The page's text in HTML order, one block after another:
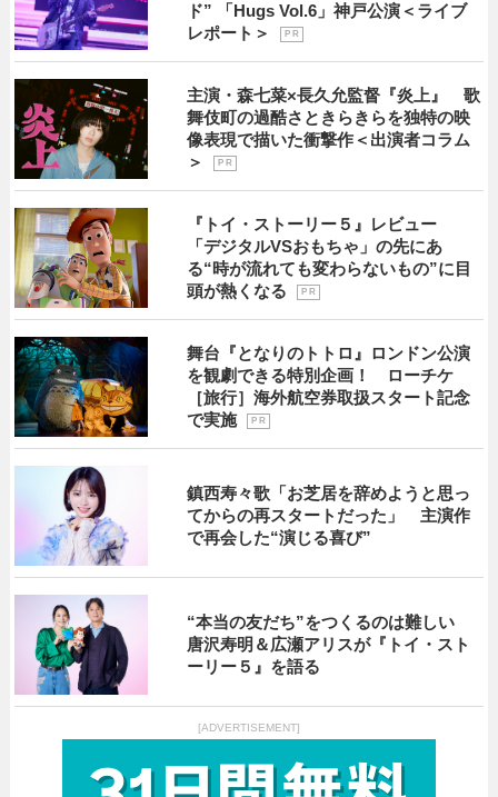
ド” 「Hugs Vol.6」神戸公演＜ライブ
レポート＞
P R
主演・森七菜×長久允監督『炎上』 歌
舞伎町の過酷さときらきらを独特の映
像表現で描いた衝撃作＜出演者コラム
＞
P R
『トイ・ストーリー５』レビュー
「デジタルVSおもちゃ」の先にあ
る“時が流れても変わらないもの”に目
頭が熱くなる
P R
舞台『となりのトトロ』ロンドン公演
を観劇できる特別企画！ ローチケ
［旅行］海外航空券取扱スタート記念
で実施
P R
鎮西寿々歌「お芝居を辞めようと思っ
てからの再スタートだった」 主演作
で再会した“演じる喜び”
“本当の友だち”をつくるのは難しい
唐沢寿明＆広瀬アリスが『トイ・スト
ーリー５』を語る
[ADVERTISEMENT]